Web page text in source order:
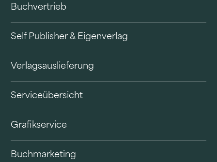
Buchvertrieb
Self Publisher & Eigenverlag
Verlagsauslieferung
Serviceübersicht
Grafikservice
Buchmarketing